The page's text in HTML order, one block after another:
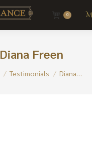
0
Diana Freen
Testimonials Diana…